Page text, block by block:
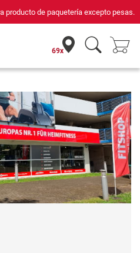
producto de paquetería excepto pesas.
69x